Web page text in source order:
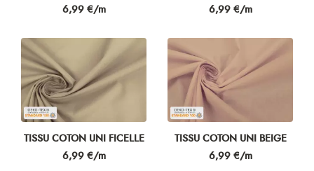
Prix
6,99 €/m
Prix
6,99 €/m
TISSU COTON UNI FICELLE
Prix
6,99 €/m
TISSU COTON UNI BEIGE
Prix
6,99 €/m